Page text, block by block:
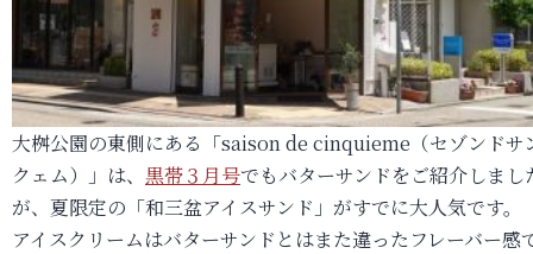
大桝公園の東側にある「saison de cinquieme（セゾンドサ
クェム）」は、 黒帯３月号でもバターサンドをご紹介しまし
が、夏限定の「和三盆アイスサンド」がすでに大人気です。
アイスクリームはバターサンドとはまた違ったフレーバー感